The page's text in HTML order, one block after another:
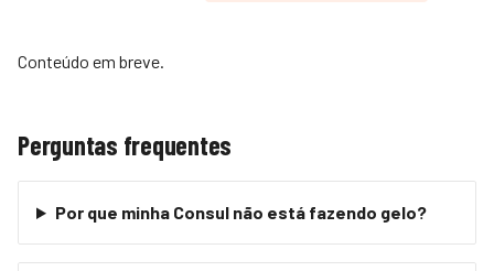
Conteúdo em breve.
Perguntas frequentes
Por que minha Consul não está fazendo gelo?